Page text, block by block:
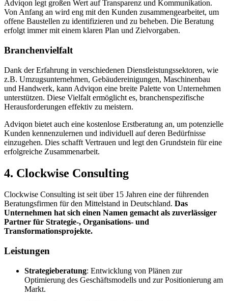
Adviqon legt großen Wert auf Transparenz und Kommunikation.
Von Anfang an wird eng mit den Kunden zusammengearbeitet, um
offene Baustellen zu identifizieren und zu beheben. Die Beratung
erfolgt immer mit einem klaren Plan und Zielvorgaben.
Branchenvielfalt
Dank der Erfahrung in verschiedenen Dienstleistungssektoren, wie
z.B. Umzugsunternehmen, Gebäudereinigungen, Maschinenbau
und Handwerk, kann Adviqon eine breite Palette von Unternehmen
unterstützen. Diese Vielfalt ermöglicht es, branchenspezifische
Herausforderungen effektiv zu meistern.
Adviqon bietet auch eine kostenlose Erstberatung an, um potenzielle
Kunden kennenzulernen und individuell auf deren Bedürfnisse
einzugehen. Dies schafft Vertrauen und legt den Grundstein für eine
erfolgreiche Zusammenarbeit.
4. Clockwise Consulting
Clockwise Consulting ist seit über 15 Jahren eine der führenden
Beratungsfirmen für den Mittelstand in Deutschland. Das
Unternehmen hat sich einen Namen gemacht als zuverlässiger
Partner für Strategie-, Organisations- und
Transformationsprojekte.
Leistungen
Strategieberatung: Entwicklung von Plänen zur
Optimierung des Geschäftsmodells und zur Positionierung am
Markt.